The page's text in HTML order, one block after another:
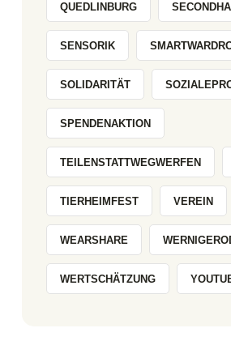
QUEDLINBURG
SENSORIK
SOLIDARITÄT
SPENDENAKTION
TEILENSTATTWEGWERFEN
TIERHEIMFEST VEREIN
WEARSHARE
WERTSCHÄTZUNG